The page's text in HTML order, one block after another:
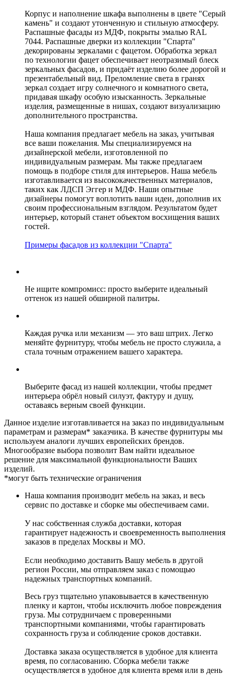
Корпус и наполнение шкафа выполнены в цвете "Серый
камень" и создают утонченную и стильную атмосферу.
Распашные фасады из МДФ, покрыты эмалью RAL
7044. Распашные дверки из коллекции "Cпарта"
декорированы зеркалами с фацетом. Обработка зеркал
по технологии фацет обеспечивает неотразимый блеск
зеркальных фасадов, и придаёт изделию более дорогой и
презентабельный вид. Преломление света в гранях
зеркал создает игру солнечного и комнатного света,
придавая шкафу особую изысканность. Зеркальные
изделия, размещенные в нишах, создают визуализацию
дополнительного пространства.
Наша компания предлагает мебель на заказ, учитывая
все ваши пожелания. Мы специализируемся на
дизайнерской мебели, изготовленной по
индивидуальным размерам. Мы также предлагаем
помощь в подборе стиля для интерьеров. Наша мебель
изготавливается из высококачественных материалов,
таких как ЛДСП Эггер и МДФ. Наши опытные
дизайнеры помогут воплотить ваши идеи, дополнив их
своим профессиональным взглядом. Результатом будет
интерьер, который станет объектом восхищения ваших
гостей.
Примеры фасадов из коллекции "Спарта"
Не ищите компромисс: просто выберите идеальный
оттенок из нашей обширной палитры.
Каждая ручка или механизм — это ваш штрих. Легко
меняйте фурнитуру, чтобы мебель не просто служила, а
стала точным отражением вашего характера.
Выберите фасад из нашей коллекции, чтобы предмет
интерьера обрёл новый силуэт, фактуру и душу,
оставаясь верным своей функции.
Данное изделие изготавливается на заказ по индивидуальным
параметрам и размерам* заказчика. В качестве фурнитуры мы
используем аналоги лучших европейских брендов.
Многообразие выбора позволит Вам найти идеальное
решение для максимальной функциональности Ваших
изделий.
*могут быть технические ограничения
Наша компания производит мебель на заказ, и весь
сервис по доставке и сборке мы обеспечиваем сами.
У нас собственная служба доставки, которая
гарантирует надежность и своевременность выполнения
заказов в пределах Москвы и МО.
Если необходимо доставить Вашу мебель в другой
регион России, мы отправляем заказ с помощью
надежных транспортных компаний.
Весь груз тщательно упаковывается в качественную
пленку и картон, чтобы исключить любое повреждения
груза. Мы сотрудничаем с проверенными
транспортными компаниями, чтобы гарантировать
сохранность груза и соблюдение сроков доставки.
Доставка заказа осуществляется в удобное для клиента
время, по согласованию. Сборка мебели также
осуществляется в удобное для клиента время или в день